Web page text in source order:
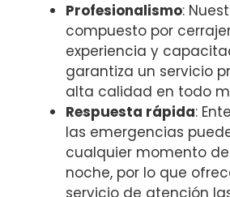
Profesionalismo:
compuesto por
experiencia y
garantiza un servicio
alta calidad en todo
Respuesta rápida:
las emergencias
cualquier momento
noche, por lo que